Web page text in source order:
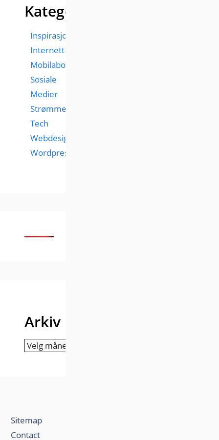
Kategorier
Inspirasjon
Internett
Mobilabonnementer
Sosiale
Medier
Strømmetjenester
Tech
Webdesign
Wordpress
Arkiv
Arkiv
Sitemap
Contact